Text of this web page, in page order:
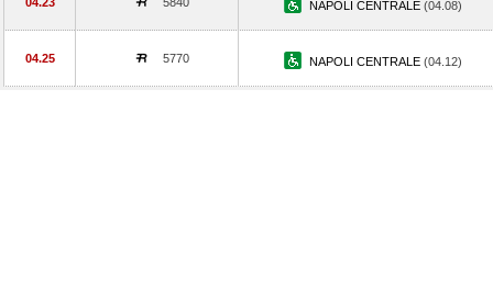
NAPOLI CENTRALE (04.08)
04.25 5770 NAPOLI CENTRALE (04.12)